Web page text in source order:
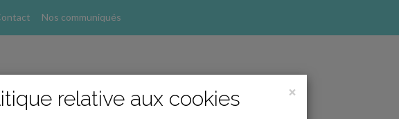
Nos communiqués
×
relative aux cookies